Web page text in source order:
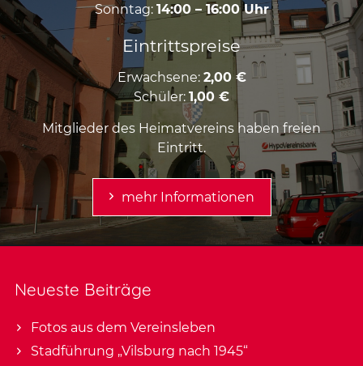
Sonntag: 14:00 – 16:00 Uhr
Eintrittspreise
Erwachsene: 2,00 €
Schüler: 1,00 €
Mitglieder des Heimatvereins haben freien
Eintritt.
mehr Informationen
Neueste Beiträge
Fotos aus dem Vereinsleben
Stadführung „Vilsburg nach 1945“